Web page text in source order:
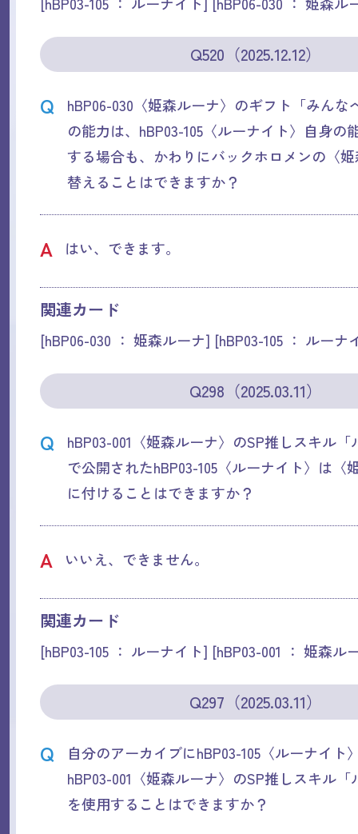
Q520（2025.12.12）
Q
hBP06-030〈姫森ルーナ〉のギフト「みんな
の能力は、hBP03-105〈ルーナイト〉自身の
する場合も、かわりにバックホロメンの〈
替えることはできますか？
A はい、できます。
関連カード
[hBP06-030 ： 姫森ルーナ] [hBP03-105 ： ルーナ
Q298（2025.03.11）
Q
hBP03-001〈姫森ルーナ〉のSP推しスキル
で公開されたhBP03-105〈ルーナイト〉は〈
に付けることはできますか？
A いいえ、できません。
関連カード
[hBP03-105 ： ルーナイト] [hBP03-001 ： 姫森ル
Q297（2025.03.11）
Q
自分のアーカイブにhBP03-105〈ルーナイト
hBP03-001〈姫森ルーナ〉のSP推しスキル
を使用することはできますか？